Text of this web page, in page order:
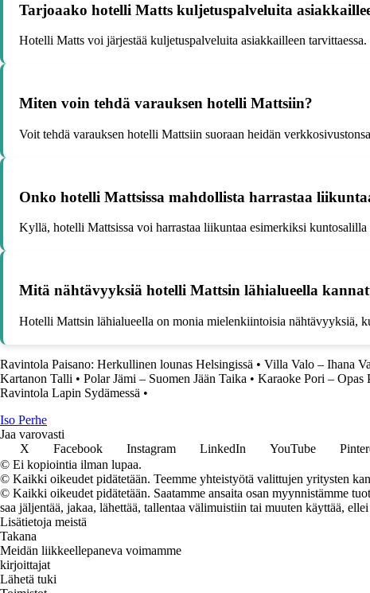
Tarjoaako hotelli Matts kuljetuspalveluita
Hotelli Matts voi järjestää kuljetuspalveluita asiakkailleen tarvittaessa.
Miten voin tehdä varauksen hotelli Mattsiin?
Voit tehdä varauksen hotelli Mattsiin suoraan heidän
Onko hotelli Mattsissa mahdollista harrastaa
Kyllä, hotelli Mattsissa voi harrastaa liikuntaa esimerkiksi
Mitä nähtävyyksiä hotelli Mattsin lähialueella
Hotelli Mattsin lähialueella on monia mielenkiintoisia nähtävyyksiä,
Ravintola Paisano: Herkullinen lounas Helsingissä • Villa Valo – Ihana
Kartanon Talli • Polar Jämi – Suomen Jään Taika • Karaoke Pori – Opas
Ravintola Lapin Sydämessä •
Iso Perhe
Jaa varovasti
X
Facebook Instagram LinkedIn YouTube
© Ei kopiointia ilman lupaa.
© Kaikki oikeudet pidätetään. Teemme yhteistyötä valittujen yritysten
© Kaikki oikeudet pidätetään. Saatamme ansaita osan myynnistämme
saa jäljentää, jakaa, lähettää, tallentaa välimuistiin tai muuten käyttää,
Lisätietoja meistä
Takana
Meidän liikkeellepaneva voimamme
kirjoittajat
Lähetä tuki